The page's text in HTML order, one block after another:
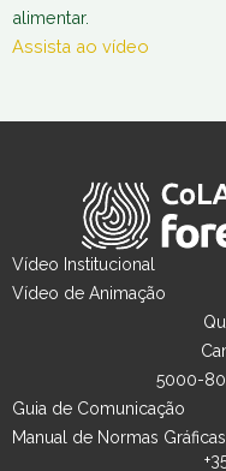
alimentar.
Assista ao vídeo
Vídeo Institucional
Vídeo de Animação
5000-
Guia de Comunicação
Manual de Normas Gráficas